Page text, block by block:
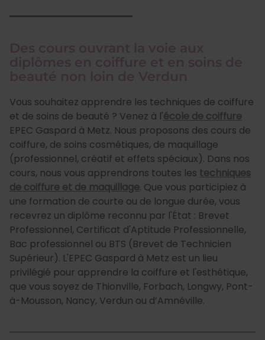
Vous souhaitez apprendre les techniques de coiffure
et de soins de beauté ? Venez à l'école de coiffure
EPEC Gaspard à Metz. Nous proposons des cours de
coiffure, de soins cosmétiques, de maquillage
(professionnel, créatif et effets spéciaux). Dans nos
cours, nous vous apprendrons toutes les techniques
de coiffure et de maquillage. Que vous participiez à
une formation de courte ou de longue durée, vous
recevrez un diplôme reconnu par l'État : Brevet
Professionnel, Certificat d'Aptitude Professionnelle,
Bac professionnel ou BTS (Brevet de Technicien
Supérieur). L'EPEC Gaspard à Metz est un lieu
privilégié pour apprendre la coiffure et l'esthétique,
que vous soyez de Thionville, Forbach, Longwy, Pont-
à-Mousson, Nancy, Verdun ou d’Amnéville.